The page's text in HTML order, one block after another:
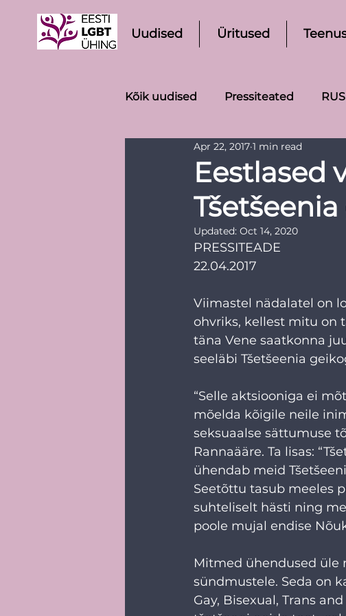
Uudised Üritused
Kõik uudised Pressiteated RUS
Eestlased
Apr 22, 2017 1 min read
Updated: Oct 14, 2020
PRESSITEADE
22.04.2017
Viimastel nädalatel on
ohvriks, kellest mitu on
täna Vene saatkonna
seeläbi Tšetšeenia
“Selle aktsiooniga ei
mõelda kõigile neile
seksuaalse sättumuse
Rannaääre. Ta lisas:
ühendab meid
Seetõttu tasub meeles
suhteliselt hästi ning
poole mujal endise
Mitmed ühendused üle
sündmustele. Seda on
Gay, Bisexual, Trans